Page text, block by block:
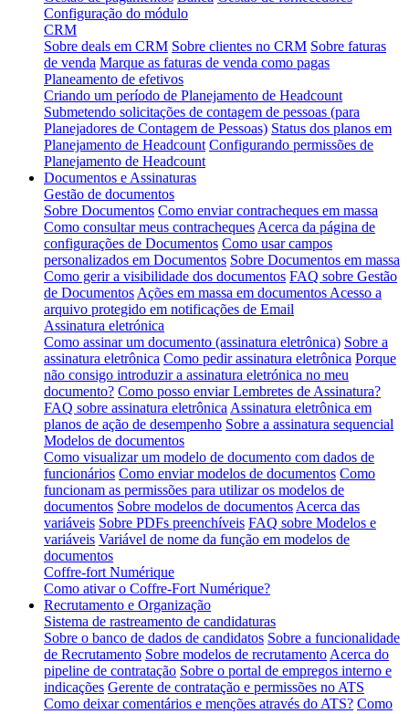
Configuração do módulo
CRM
Sobre deals em CRM Sobre clientes no CRM Sobre faturas
de venda Marque as faturas de venda como pagas
Planeamento de efetivos
Criando um período de Planejamento de Headcount
Submetendo solicitações de contagem de pessoas (para
Planejadores de Contagem de Pessoas) Status dos planos em
Planejamento de Headcount Configurando permissões de
Planejamento de Headcount
Documentos e Assinaturas
Gestão de documentos
Sobre Documentos Como enviar contracheques em massa
Como consultar meus contracheques Acerca da página de
configurações de Documentos Como usar campos
personalizados em Documentos Sobre Documentos em massa
Como gerir a visibilidade dos documentos FAQ sobre Gestão
de Documentos Ações em massa em documentos Acesso a
arquivo protegido em notificações de Email
Assinatura eletrónica
Como assinar um documento (assinatura eletrônica) Sobre a
assinatura eletrônica Como pedir assinatura eletrônica Porque
não consigo introduzir a assinatura eletrónica no meu
documento? Como posso enviar Lembretes de Assinatura?
FAQ sobre assinatura eletrônica Assinatura eletrônica em
planos de ação de desempenho Sobre a assinatura sequencial
Modelos de documentos
Como visualizar um modelo de documento com dados de
funcionários Como enviar modelos de documentos Como
funcionam as permissões para utilizar os modelos de
documentos Sobre modelos de documentos Acerca das
variáveis Sobre PDFs preenchíveis FAQ sobre Modelos e
variáveis Variável de nome da função em modelos de
documentos
Coffre-fort Numérique
Como ativar o Coffre-Fort Numérique?
Recrutamento e Organização
Sistema de rastreamento de candidaturas
Sobre o banco de dados de candidatos Sobre a funcionalidade
de Recrutamento Sobre modelos de recrutamento Acerca do
pipeline de contratação Sobre o portal de empregos interno e
indicações Gerente de contratação e permissões no ATS
Como deixar comentários e menções através do ATS? Como